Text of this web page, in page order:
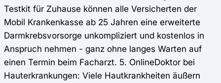
Testkit für Zuhause können alle Versicherten der
Mobil Krankenkasse ab 25 Jahren eine erweiterte
Darmkrebsvorsorge unkompliziert und kostenlos in
Anspruch nehmen - ganz ohne langes Warten auf
einen Termin beim Facharzt. 5. OnlineDoktor bei
Hauterkrankungen: Viele Hautkrankheiten äußern